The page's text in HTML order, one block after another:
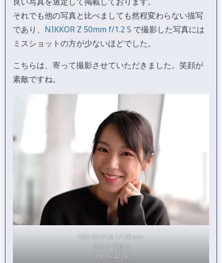
それでも他の写真と比べましても然程変わらない描写
であり、 NIKKOR Z 50mm f/1.2 S で撮影した写真には
ミスショットの方が少ないほどでした。
こちらは、寄って撮影させていただきました。笑顔が
素敵ですね。
ISO 64 f/1.6 1/100 sec
クロップ有り
7109 × 4739